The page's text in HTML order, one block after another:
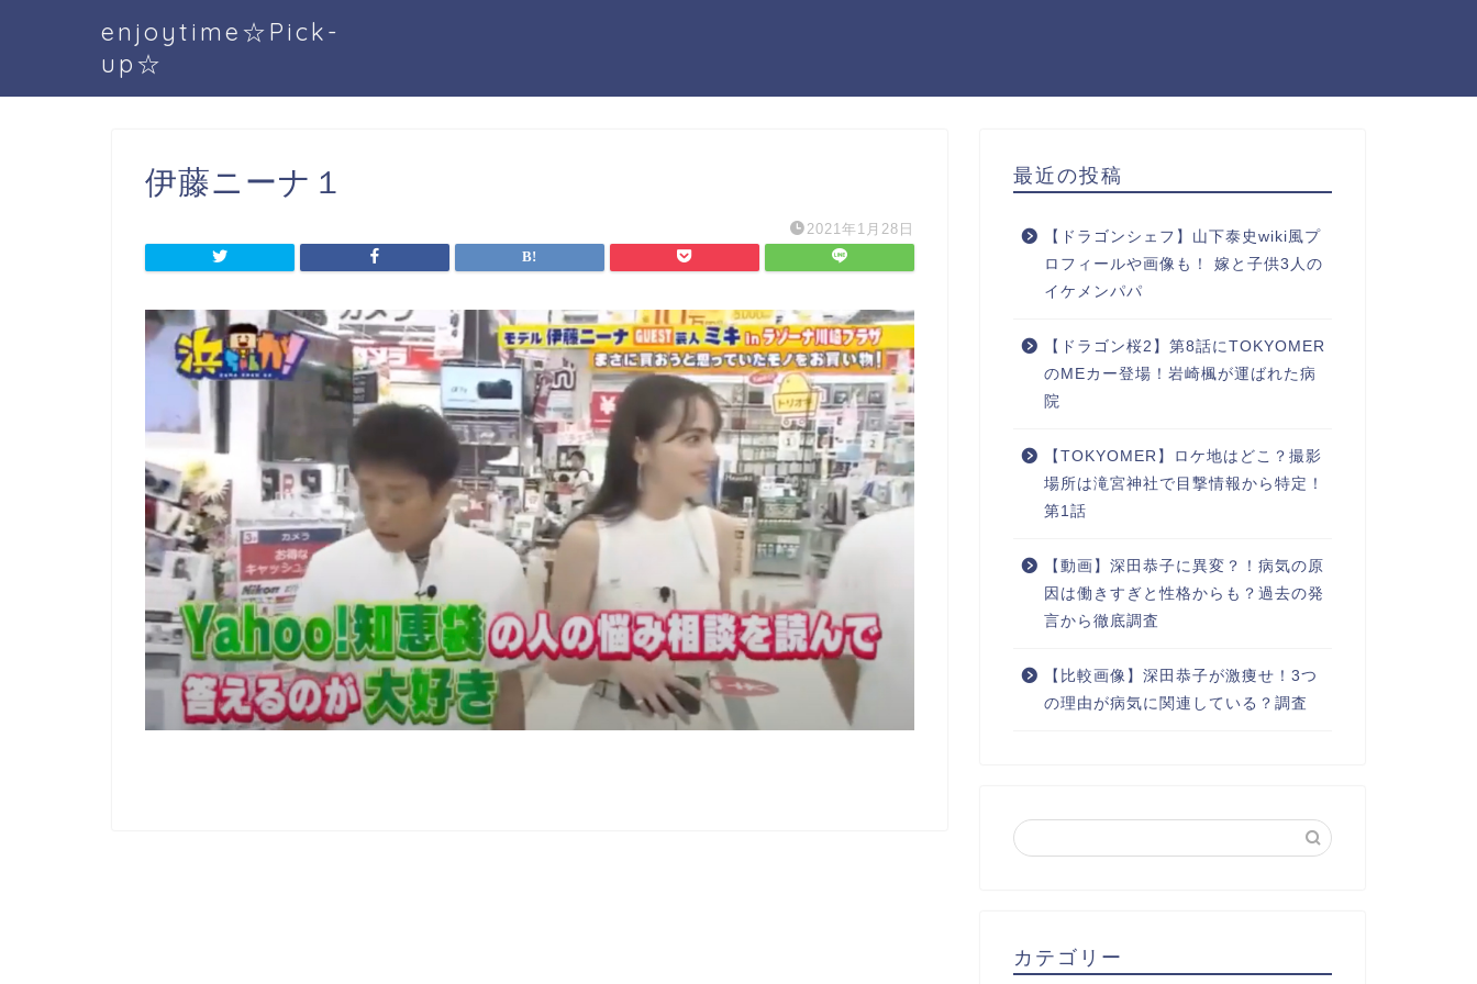
enjoytime☆Pick-
up☆
伊藤ニーナ１
2021年1月28日
最近の投稿
【ドラゴンシェフ】山下泰史wiki風プ
ロフィールや画像も！ 嫁と子供3人の
イケメンパパ
【ドラゴン桜2】第8話にTOKYOMER
のMEカー登場！岩崎楓が運ばれた病
院
【TOKYOMER】ロケ地はどこ？撮影
場所は滝宮神社で目撃情報から特定！
第1話
【動画】深田恭子に異変？！病気の原
因は働きすぎと性格からも？過去の発
言から徹底調査
【比較画像】深田恭子が激痩せ！3つ
の理由が病気に関連している？調査
カテゴリー